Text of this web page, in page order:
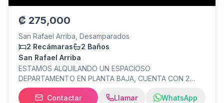
₡ 275,000
San Rafael Arriba, Desamparados
2 Recámaras
2 Baños
San Rafael Arriba
ESTAMOS ALQUILANDO UN ESPACIOSO
DEPARTAMENTO EN PLANTA BAJA, CUENTA CON 2
HABITACIONES, 2 BAÑOS, AREA DE PILAS CON SU
PATIO DE TENDIDO. EN LA SALA COMEDOR TIENE BUEN
Contactar Llamar WhatsApp